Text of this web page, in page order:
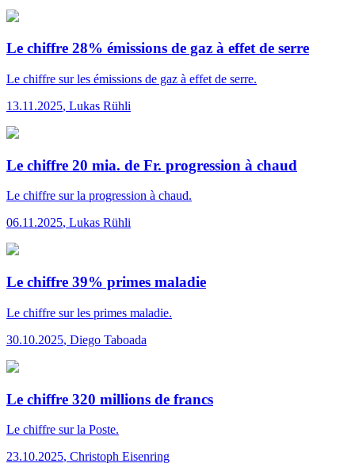
Le chiffre 28% émissions de gaz à effet de serre
Le chiffre sur les émissions de gaz à effet de serre.
13.11.2025, Lukas Rühli
Le chiffre 20 mia. de Fr. progression à chaud
Le chiffre sur la progression à chaud.
06.11.2025, Lukas Rühli
Le chiffre 39% primes maladie
Le chiffre sur les primes maladie.
30.10.2025, Diego Taboada
Le chiffre 320 millions de francs
Le chiffre sur la Poste.
23.10.2025, Christoph Eisenring